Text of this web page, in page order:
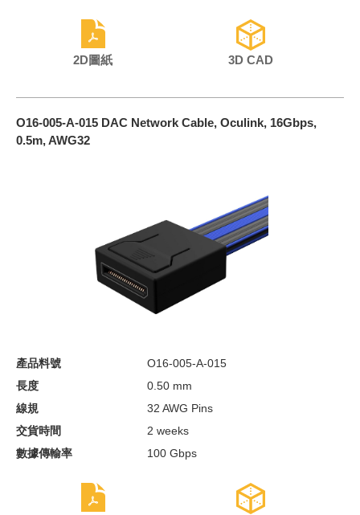
2D圖紙 3D CAD
O16-005-A-015 DAC Network Cable, Oculink, 16Gbps,
0.5m, AWG32
產品料號
O16-005-A-015
長度
0.50 mm
線規
32 AWG Pins
交貨時間
2 weeks
數據傳輸率
100 Gbps